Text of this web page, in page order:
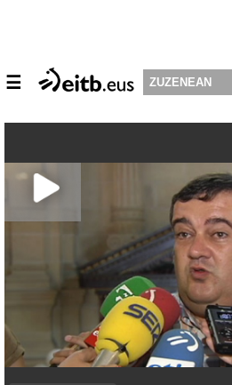
☰ ZUZENEAN